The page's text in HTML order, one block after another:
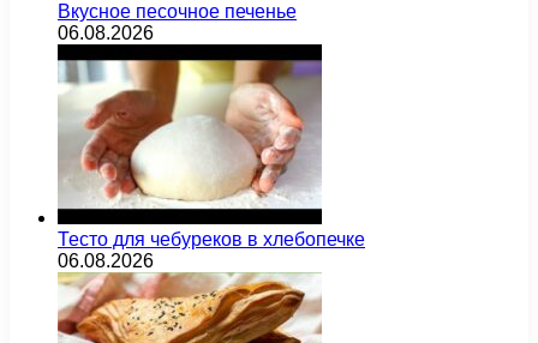
Вкусное песочное печенье
06.08.2026
Тесто для чебуреков в хлебопечке
06.08.2026